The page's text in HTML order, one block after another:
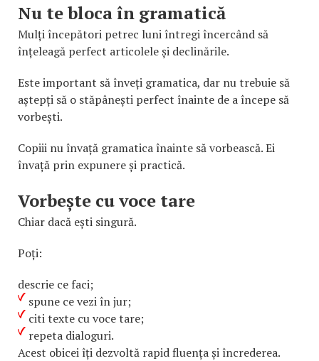
Nu te bloca în gramatică
Mulți începători petrec luni întregi încercând să
înțeleagă perfect articolele și declinările.
Este important să înveți gramatica, dar nu trebuie să
aștepți să o stăpânești perfect înainte de a începe să
vorbești.
Copiii nu învață gramatica înainte să vorbească. Ei
învață prin expunere și practică.
Vorbește cu voce tare
Chiar dacă ești singură.
Poți:
descrie ce faci;
spune ce vezi în jur;
citi texte cu voce tare;
repeta dialoguri.
Acest obicei îți dezvoltă rapid fluența și încrederea.